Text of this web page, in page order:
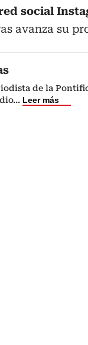
social
avanza su
de la
... Leer más